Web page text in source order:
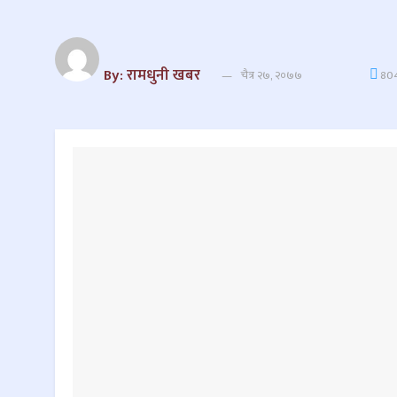
By: रामधुनी खबर चैत्र २७, २०७७